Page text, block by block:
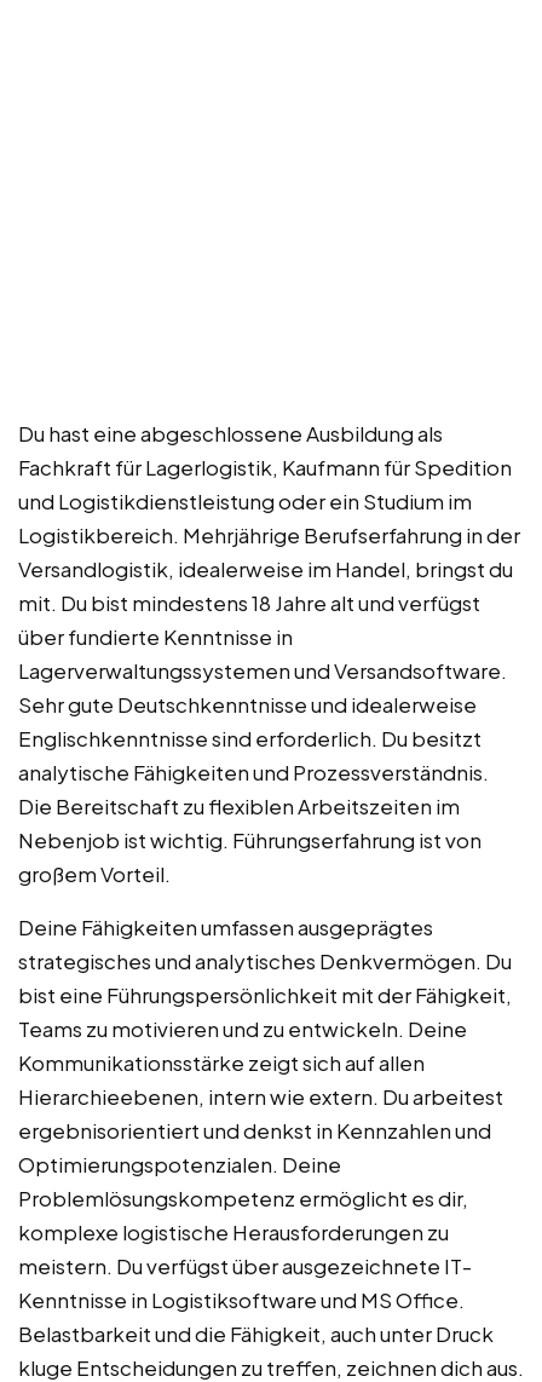
Du hast eine abgeschlossene Ausbildung als
Fachkraft für Lagerlogistik, Kaufmann für Spedition
und Logistikdienstleistung oder ein Studium im
Logistikbereich. Mehrjährige Berufserfahrung in der
Versandlogistik, idealerweise im Handel, bringst du
mit. Du bist mindestens 18 Jahre alt und verfügst
über fundierte Kenntnisse in
Lagerverwaltungssystemen und Versandsoftware.
Sehr gute Deutschkenntnisse und idealerweise
Englischkenntnisse sind erforderlich. Du besitzt
analytische Fähigkeiten und Prozessverständnis.
Die Bereitschaft zu flexiblen Arbeitszeiten im
Nebenjob ist wichtig. Führungserfahrung ist von
großem Vorteil.
Deine Fähigkeiten umfassen ausgeprägtes
strategisches und analytisches Denkvermögen. Du
bist eine Führungspersönlichkeit mit der Fähigkeit,
Teams zu motivieren und zu entwickeln. Deine
Kommunikationsstärke zeigt sich auf allen
Hierarchieebenen, intern wie extern. Du arbeitest
ergebnisorientiert und denkst in Kennzahlen und
Optimierungspotenzialen. Deine
Problemlösungskompetenz ermöglicht es dir,
komplexe logistische Herausforderungen zu
meistern. Du verfügst über ausgezeichnete IT-
Kenntnisse in Logistiksoftware und MS Office.
Belastbarkeit und die Fähigkeit, auch unter Druck
kluge Entscheidungen zu treffen, zeichnen dich aus.